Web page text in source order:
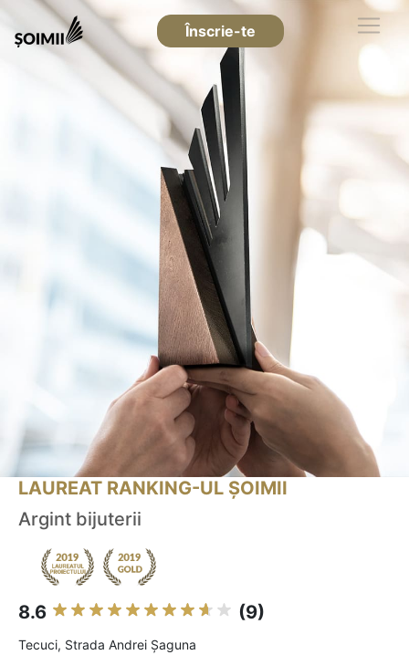
Înscrie-te
LAUREAT RANKING-UL ȘOIMII
Argint bijuterii
8.6 (9)
Tecuci, Strada Andrei Șaguna